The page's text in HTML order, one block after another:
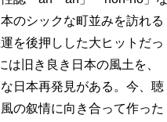
のシックな町並みを訪れる
を後押しした大ヒットだっ
は旧き良き日本の風土を、
日本再発見がある。今、聴
の叙情に向き合って作った